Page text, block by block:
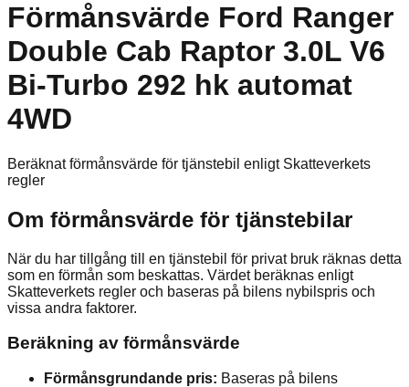
Förmånsvärde Ford Ranger
Double Cab Raptor 3.0L V6
Bi-Turbo 292 hk automat
4WD
Beräknat förmånsvärde för tjänstebil enligt Skatteverkets
regler
Om förmånsvärde för tjänstebilar
När du har tillgång till en tjänstebil för privat bruk räknas detta
som en förmån som beskattas. Värdet beräknas enligt
Skatteverkets regler och baseras på bilens nybilspris och
vissa andra faktorer.
Beräkning av förmånsvärde
Förmånsgrundande pris: Baseras på bilens